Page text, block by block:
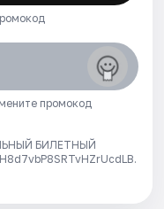
промокод
БИЛЕТНЫЙ